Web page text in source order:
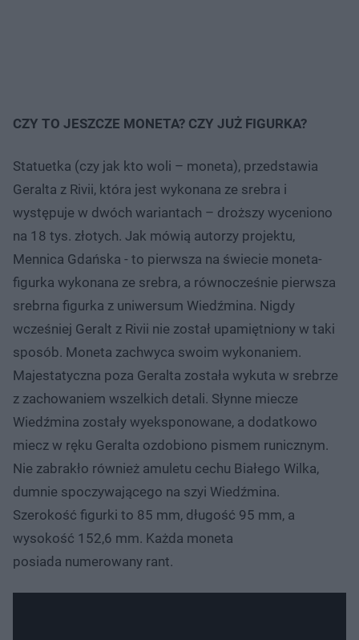
CZY TO JESZCZE MONETA? CZY JUŻ FIGURKA?
Statuetka (czy jak kto woli – moneta), przedstawia
Geralta z Rivii, która jest wykonana ze srebra i
występuje w dwóch wariantach – droższy wyceniono
na 18 tys. złotych. Jak mówią autorzy projektu,
Mennica Gdańska - to pierwsza na świecie moneta-
figurka wykonana ze srebra, a równocześnie pierwsza
srebrna figurka z uniwersum Wiedźmina. Nigdy
wcześniej Geralt z Rivii nie został upamiętniony w taki
sposób. Moneta zachwyca swoim wykonaniem.
Majestatyczna poza Geralta została wykuta w srebrze
z zachowaniem wszelkich detali. Słynne miecze
Wiedźmina zostały wyeksponowane, a dodatkowo
miecz w ręku Geralta ozdobiono pismem runicznym.
Nie zabrakło również amuletu cechu Białego Wilka,
dumnie spoczywającego na szyi Wiedźmina.
Szerokość figurki to 85 mm, długość 95 mm, a
wysokość 152,6 mm. Każda moneta
posiada numerowany rant.